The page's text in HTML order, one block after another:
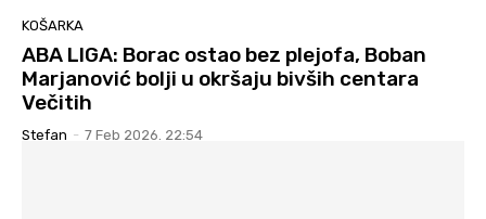
KOŠARKA
ABA LIGA: Borac ostao bez plejofa, Boban
Marjanović bolji u okršaju bivših centara
Večitih
Stefan - 7 Feb 2026. 22:54